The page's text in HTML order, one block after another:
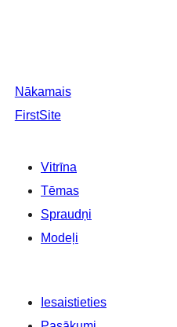
Nākamais
FirstSite
Vitrīna
Tēmas
Spraudņi
Modeļi
Iesaistieties